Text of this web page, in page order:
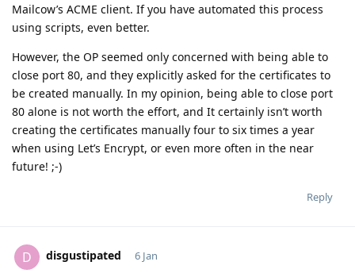
Mailcow’s ACME client. If you have automated this process
using scripts, even better.
However, the OP seemed only concerned with being able to
close port 80, and they explicitly asked for the certificates to
be created manually. In my opinion, being able to close port
80 alone is not worth the effort, and It certainly isn’t worth
creating the certificates manually four to six times a year
when using Let’s Encrypt, or even more often in the near
future! ;-)
Reply
D disgustipated 6 Jan